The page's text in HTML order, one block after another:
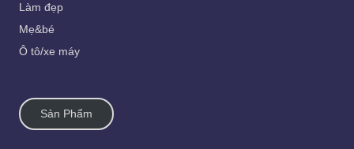
Làm đẹp
Mẹ&bé
Ô tô/xe máy
Sản Phẩm